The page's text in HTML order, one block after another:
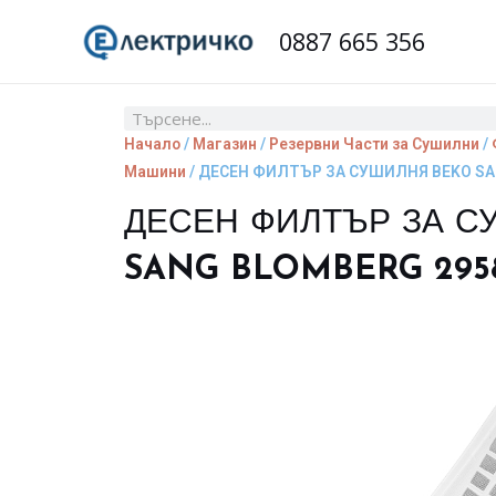
0887 665 356
Search
Начало/ Магазин / Резервни Части за Сушилни /
Машини / ДЕСЕН ФИЛТЪР ЗА СУШИЛНЯ BEKO
ДЕСЕН ФИЛТЪР ЗА
SANG BLOMBERG